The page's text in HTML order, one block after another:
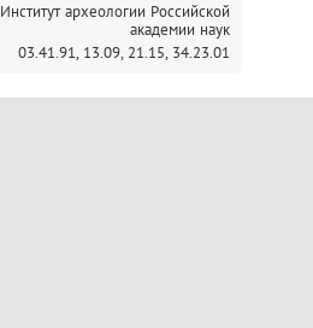
Институт археологии Российской
академии наук
03.41.91, 13.09, 21.15, 34.23.01